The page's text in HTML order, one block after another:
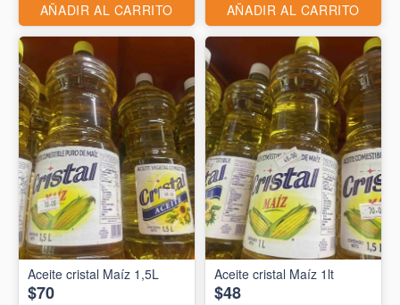
AÑADIR AL CARRITO AÑADIR AL CARRITO
Aceite cristal Maíz 1,5L
$70
Aceite cristal Maíz 1lt
$48